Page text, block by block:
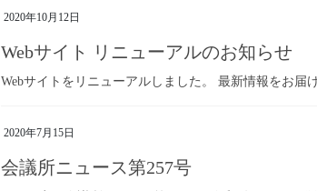
2020年10月12日
Webサイト リニューアルのお知らせ
Webサイトをリニューアルしました。 最新情報をお届
2020年7月15日
会議所ニュース第257号